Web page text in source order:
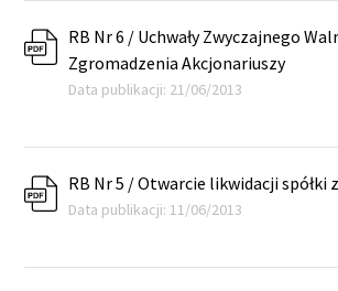
RB Nr 6 / Uchwały Zwyczajnego
Zgromadzenia Akcjonariuszy
Data publikacji: 21/06/2013
RB Nr 5 / Otwarcie likwidacji spółki
Data publikacji: 11/06/2013